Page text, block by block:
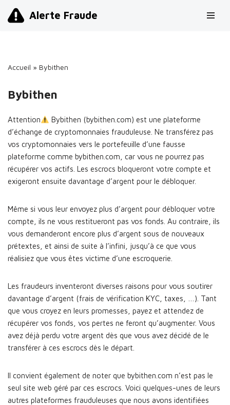
Alerte Fraude
Accueil » Bybithen
Bybithen
Attention
Bybithen (bybithen.com) est une plateforme
d’échange de cryptomonnaies frauduleuse. Ne transférez pas
vos cryptomonnaies vers le portefeuille d’une fausse
plateforme comme bybithen.com, car vous ne pourrez pas
récupérer vos actifs. Les escrocs bloqueront votre compte et
exigeront ensuite davantage d’argent pour le débloquer.
Même si vous leur envoyez plus d’argent pour débloquer votre
compte, ils ne vous restitueront pas vos fonds. Au contraire, ils
vous demanderont encore plus d’argent sous de nouveaux
prétextes, et ainsi de suite à l’infini, jusqu’à ce que vous
réalisiez que vous êtes victime d’une escroquerie.
Les fraudeurs inventeront diverses raisons pour vous soutirer
davantage d’argent (frais de vérification KYC, taxes, …). Tant
que vous croyez en leurs promesses, payez et attendez de
récupérer vos fonds, vos pertes ne feront qu’augmenter. Vous
avez déjà perdu votre argent dès que vous avez décidé de le
transférer à ces escrocs dès le départ.
Il convient également de noter que bybithen.com n’est pas le
seul site web géré par ces escrocs. Voici quelques-unes de leurs
autres plateformes frauduleuses que nous avons identifiées